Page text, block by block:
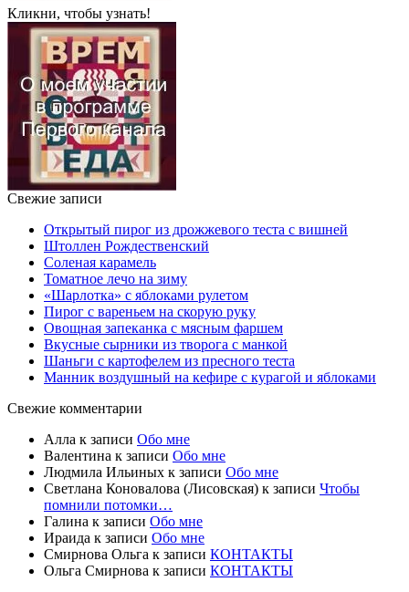
Кликни, чтобы узнать!
Свежие записи
Открытый пирог из дрожжевого теста с вишней
Штоллен Рождественский
Соленая карамель
Томатное лечо на зиму
«Шарлотка» с яблоками рулетом
Пирог с вареньем на скорую руку
Овощная запеканка с мясным фаршем
Вкусные сырники из творога с манкой
Шаньги с картофелем из пресного теста
Манник воздушный на кефире с курагой и яблоками
Свежие комментарии
Алла к записи Обо мне
Валентина к записи Обо мне
Людмила Ильиных к записи Обо мне
Светлана Коновалова (Лисовская) к записи Чтобы
помнили потомки…
Галина к записи Обо мне
Ираида к записи Обо мне
Смирнова Ольга к записи КОНТАКТЫ
Ольга Смирнова к записи КОНТАКТЫ